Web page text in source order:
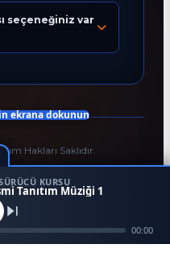
seçeneğiniz var
Hakları Saklıdır.
Eğitim Kurumudur.
Konum Mezun
ekrana dokunun
KURSU
Tanıtım Müziği 1
00:00